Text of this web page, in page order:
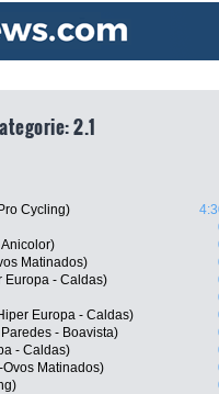
2.1
Cycling)
Matinados)
Europa - Caldas)
Europa - Caldas)
- Boavista)
- Caldas)
Matinados)